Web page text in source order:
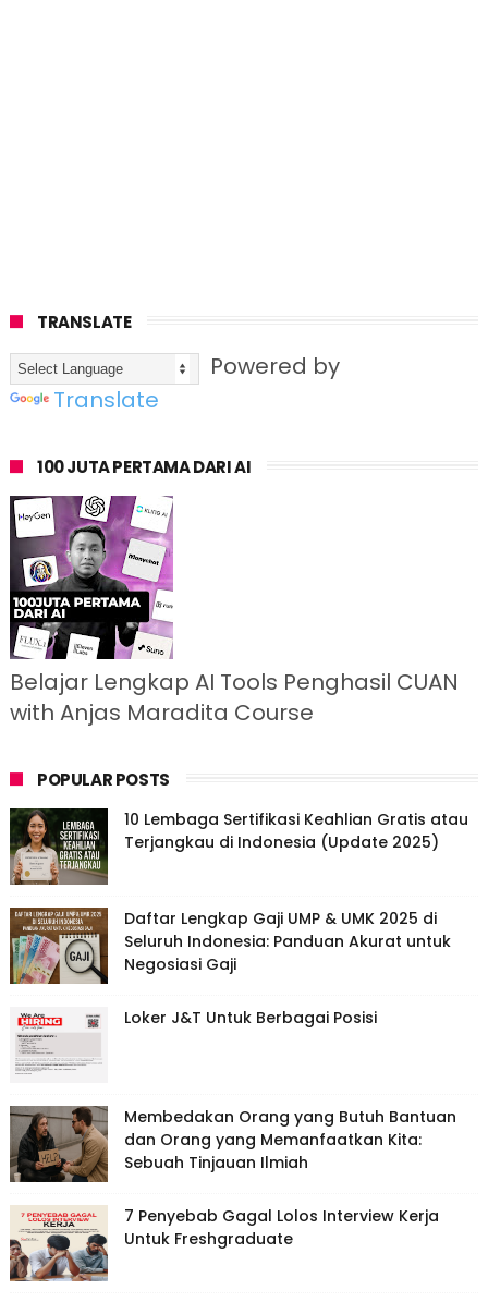
TRANSLATE
Powered by
Translate
100 JUTA PERTAMA DARI AI
Belajar Lengkap AI Tools Penghasil CUAN
with Anjas Maradita Course
POPULAR POSTS
10 Lembaga Sertifikasi Keahlian Gratis atau
Terjangkau di Indonesia (Update 2025)
Daftar Lengkap Gaji UMP & UMK 2025 di
Seluruh Indonesia: Panduan Akurat untuk
Negosiasi Gaji
Loker J&T Untuk Berbagai Posisi
Membedakan Orang yang Butuh Bantuan
dan Orang yang Memanfaatkan Kita:
Sebuah Tinjauan Ilmiah
7 Penyebab Gagal Lolos Interview Kerja
Untuk Freshgraduate